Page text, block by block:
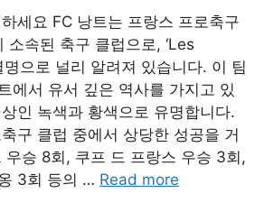
세요 FC 낭트는 프랑스 프로축구
소속된 축구 클럽으로, ‘Les
명으로 널리 알려져 있습니다. 이 팀
에서 유서 깊은 역사를 가지고 있
인 녹색과 황색으로 유명합니다.
구 클럽 중에서 상당한 성공을 거
우승 8회, 쿠프 드 프랑스 우승 3회,
3회 등의 … Read more